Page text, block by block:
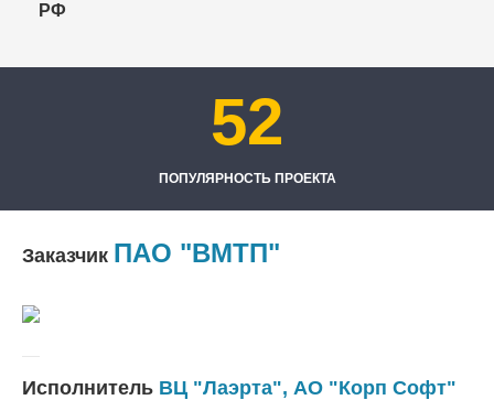
РФ
52
ПОПУЛЯРНОСТЬ ПРОЕКТА
Заказчик ПАО "ВМТП"
Исполнитель ВЦ "Лаэрта", АО "Корп Софт"